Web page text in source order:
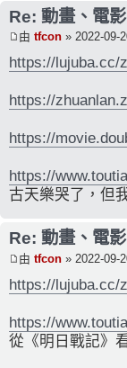
Re: 動畫、電
由 tfcon » 2022-09-
https://lujuba.cc/
https://
https://
https://
古天樂哭了，但
Re: 動畫、電
由 tfcon » 2022-09-
https://lujuba.cc/
https://
從《明日戰記》